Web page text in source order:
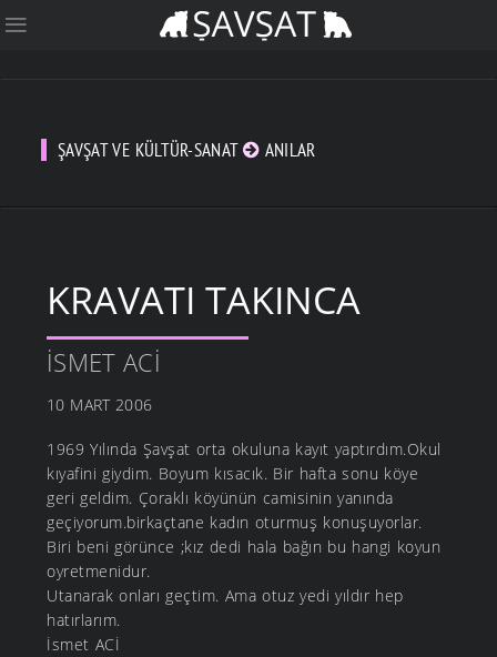
ŞAVŞAT VE KÜLTÜR-SANAT ANILAR
KRAVATI TAKINCA
İSMET ACI
10 MART 2006
1969 Yılında Şavşat orta okuluna kayıt yaptırdım.Okul
kıyafini giydim. Boyum kısacık. Bir hafta sonu köye
geri geldim. Çoraklı köyünün camisinin yanında
geçiyorum.birkaçtane kadın oturmuş konuşuyorlar.
Biri beni görünce ;kız dedi hala bağın bu hangi koyun
oyretmenidur.
Utanarak onları geçtim. Ama otuz yedi yıldır hep
hatırlarım.
İsmet ACİ